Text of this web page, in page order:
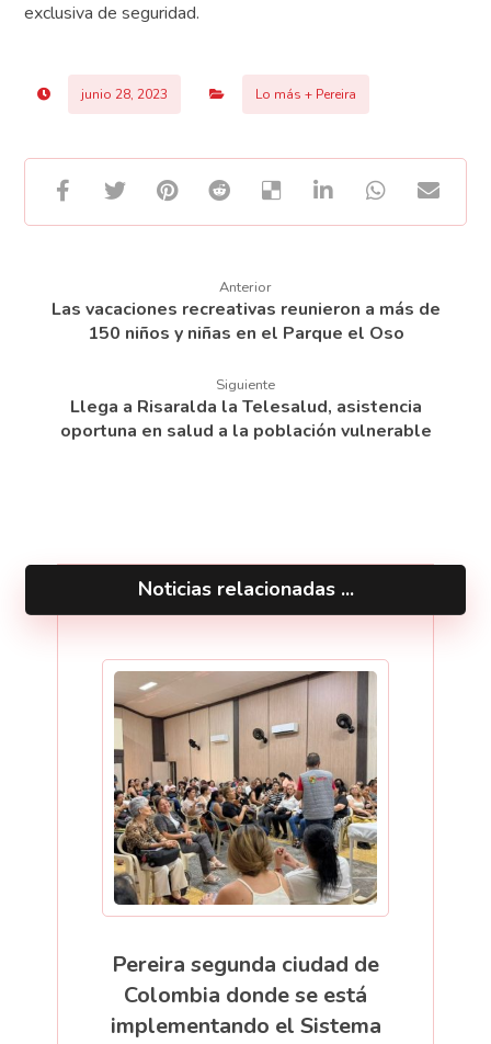
exclusiva de seguridad.
junio 28, 2023 Lo más + Pereira
Anterior
Las vacaciones recreativas reunieron a más de
150 niños y niñas en el Parque el Oso
Siguiente
Llega a Risaralda la Telesalud, asistencia
oportuna en salud a la población vulnerable
Noticias relacionadas ...
Pereira segunda ciudad de
Colombia donde se está
implementando el Sistema